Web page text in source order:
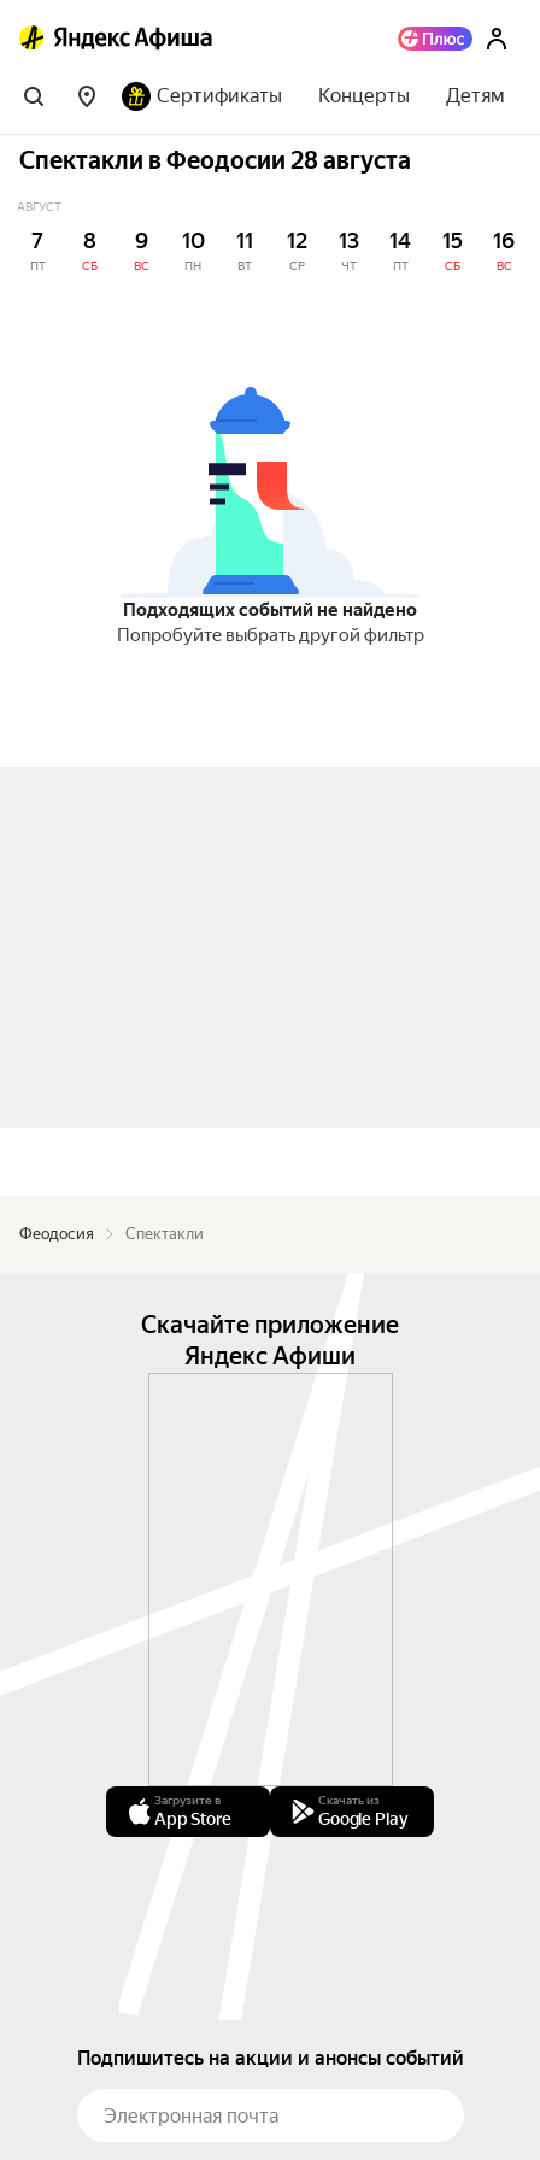
Сертификаты Концерты Детям
Спектакли в Феодосии 28 августа
АВГУСТ
7
ПТ
8
СБ
9
ВС
10
ПН
11
ВТ
12
СР
13
ЧТ
14
ПТ
15
СБ
16
ВС
Подходящих событий не найдено
Попробуйте выбрать другой фильтр
Феодосия Спектакли
Скачайте приложение
Яндекс Афиши
Загрузите в
App Store
Скачать из
Google Play
Подпишитесь на акции и анонсы событий